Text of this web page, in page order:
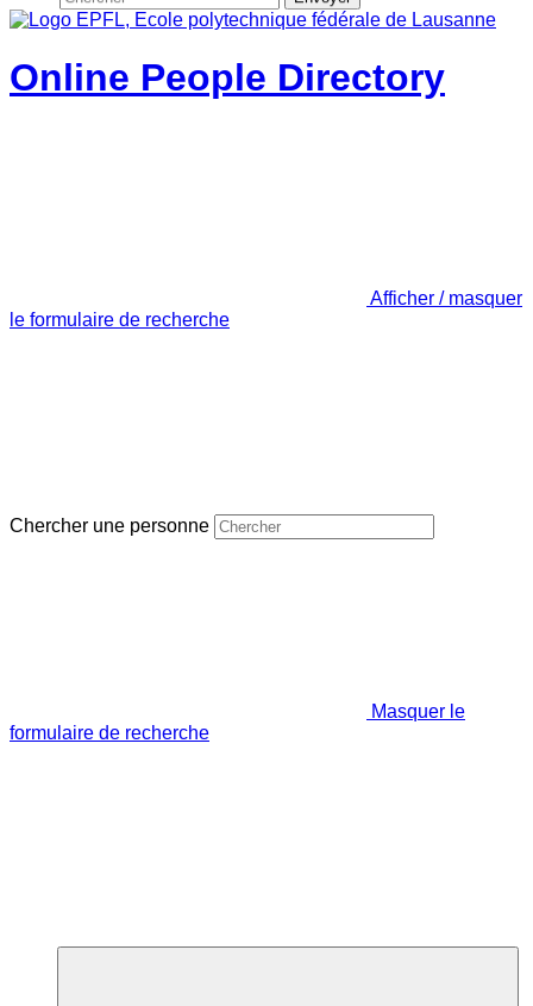
Online People Directory
Afficher / masquer
le formulaire de recherche
Chercher une personne
Masquer le
formulaire de recherche